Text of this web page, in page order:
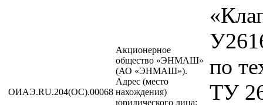
ОИАЭ.RU.204(ОС).00068
Акционерное
общество «ЭНМАШ»
(АО «ЭНМАШ»).
Адрес (место
нахождения)
юридического лица:
по
ТУ